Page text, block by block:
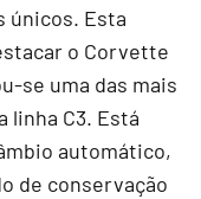
únicos. Esta
o Corvette
se uma das mais
linha C3. Está
automático,
de conservação